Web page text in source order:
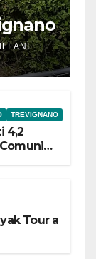
TREVIGNANO
4,2
Tour a